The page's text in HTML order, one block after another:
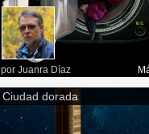
por Juanra Díaz
Ciudad dorada